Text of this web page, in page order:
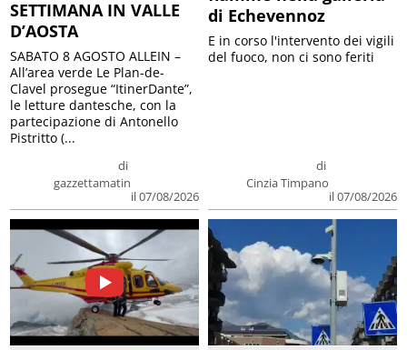
SETTIMANA IN VALLE
D’AOSTA
di
gazzettamatin
il 07/08/2026
SABATO 8 AGOSTO ALLEIN –
All’area verde Le Plan-de-
Clavel prosegue “ItinerDante”,
le letture dantesche, con la
partecipazione di Antonello
Pistritto (...
di Echevennoz
di
Cinzia Timpano
il 07/08/2026
E in corso l'intervento dei vigili
del fuoco, non ci sono feriti